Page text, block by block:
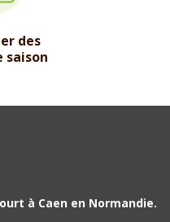
des
saison
à Caen en Normandie.